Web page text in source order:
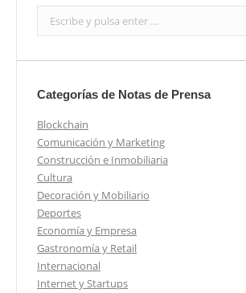
Categorías de Notas de Prensa
Blockchain
Comunicación y Marketing
Construcción e Inmobiliaria
Cultura
Decoración y Mobiliario
Deportes
Economía y Empresa
Gastronomía y Retail
Internacional
Internet y Startups